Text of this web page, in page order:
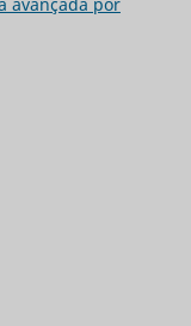
avançada por